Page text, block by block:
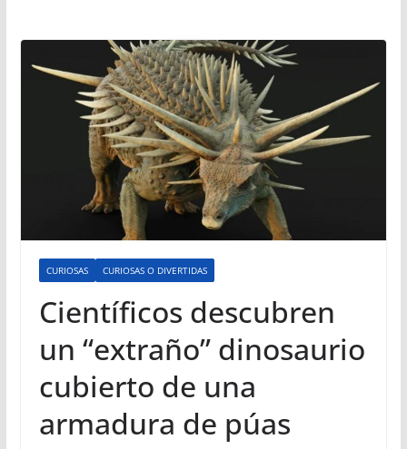
CURIOSAS CURIOSAS O DIVERTIDAS
Científicos descubren
un “extraño” dinosaurio
cubierto de una
armadura de púas